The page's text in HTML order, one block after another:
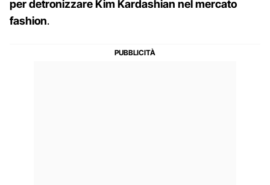
per detronizzare Kim Kardashian nel mercato
fashion.